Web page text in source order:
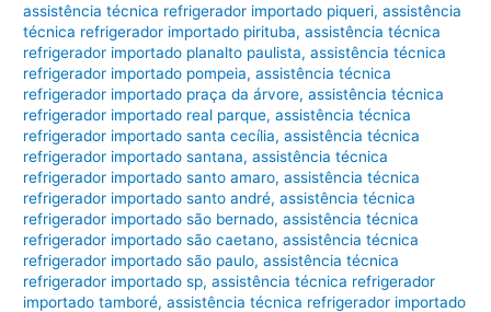
assistência técnica refrigerador importado piqueri,assistência
técnica refrigerador importado pirituba,assistência técnica
refrigerador importado planalto paulista,assistência técnica
refrigerador importado pompeia,assistência técnica
refrigerador importado praça da árvore,assistência técnica
refrigerador importado real parque,assistência técnica
refrigerador importado santa cecília,assistência técnica
refrigerador importado santana,assistência técnica
refrigerador importado santo amaro,assistência técnica
refrigerador importado santo andré,assistência técnica
refrigerador importado são bernado,assistência técnica
refrigerador importado são caetano,assistência técnica
refrigerador importado são paulo,assistência técnica
refrigerador importado sp,assistência técnica refrigerador
importado tamboré,assistência técnica refrigerador importado